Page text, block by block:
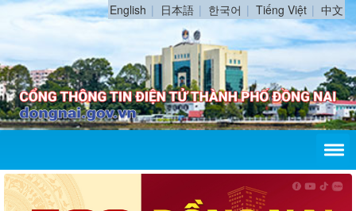
English 日本語 한국어 Tiếng Việt 中文